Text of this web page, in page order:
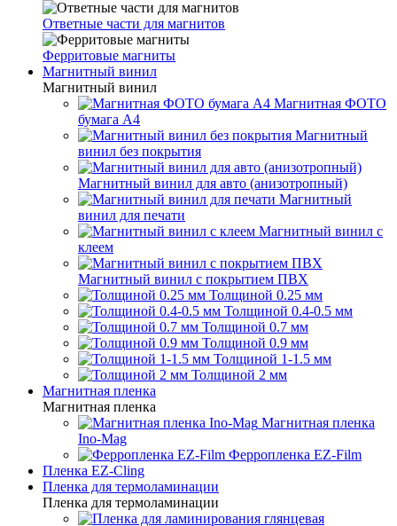
Ответные части для магнитов
Ферритовые магниты
Магнитный винил
Магнитный винил
Магнитная ФОТО
бумага А4
Магнитный
винил без покрытия
Магнитный винил для авто (анизотропный)
Магнитный
винил для печати
Магнитный винил с
клеем
Магнитный винил с покрытием ПВХ
Толщиной 0.25 мм
Толщиной 0.4-0.5 мм
Толщиной 0.7 мм
Толщиной 0.9 мм
Толщиной 1-1.5 мм
Толщиной 2 мм
Магнитная пленка
Магнитная пленка
Магнитная пленка
Ino-Mag
Ферропленка EZ-Film
Пленка EZ-Cling
Пленка для термоламинации
Пленка для термоламинации